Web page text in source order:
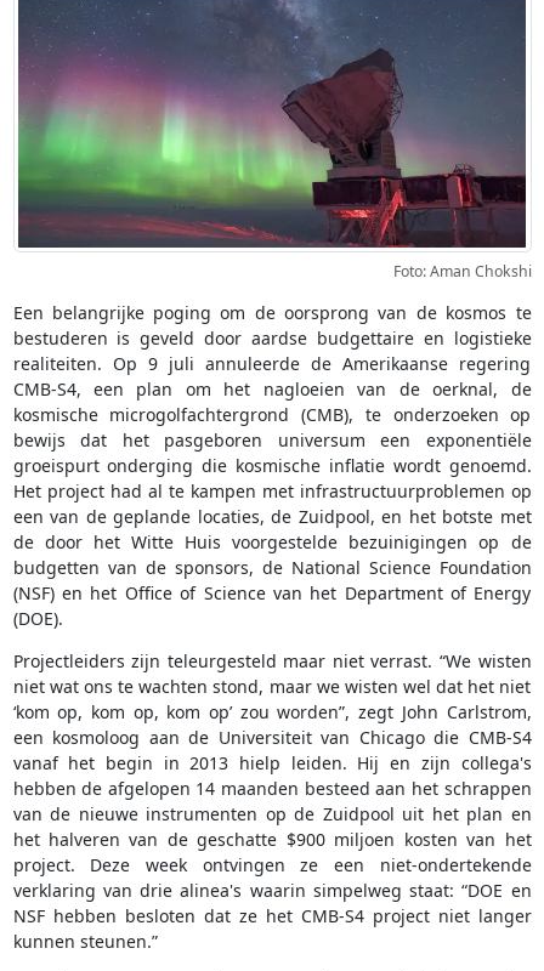
Foto: Aman Chokshi
Een belangrijke poging om de oorsprong van de kosmos te
bestuderen is geveld door aardse budgettaire en logistieke
realiteiten. Op 9 juli annuleerde de Amerikaanse regering
CMB-S4, een plan om het nagloeien van de oerknal, de
kosmische microgolfachtergrond (CMB), te onderzoeken op
bewijs dat het pasgeboren universum een exponentiële
groeispurt onderging die kosmische inflatie wordt genoemd.
Het project had al te kampen met infrastructuurproblemen op
een van de geplande locaties, de Zuidpool, en het botste met
de door het Witte Huis voorgestelde bezuinigingen op de
budgetten van de sponsors, de National Science Foundation
(NSF) en het Office of Science van het Department of Energy
(DOE).
Projectleiders zijn teleurgesteld maar niet verrast. “We wisten
niet wat ons te wachten stond, maar we wisten wel dat het niet
‘kom op, kom op, kom op’ zou worden”, zegt John Carlstrom,
een kosmoloog aan de Universiteit van Chicago die CMB-S4
vanaf het begin in 2013 hielp leiden. Hij en zijn collega's
hebben de afgelopen 14 maanden besteed aan het schrappen
van de nieuwe instrumenten op de Zuidpool uit het plan en
het halveren van de geschatte $900 miljoen kosten van het
project. Deze week ontvingen ze een niet-ondertekende
verklaring van drie alinea's waarin simpelweg staat: “DOE en
NSF hebben besloten dat ze het CMB-S4 project niet langer
kunnen steunen.”